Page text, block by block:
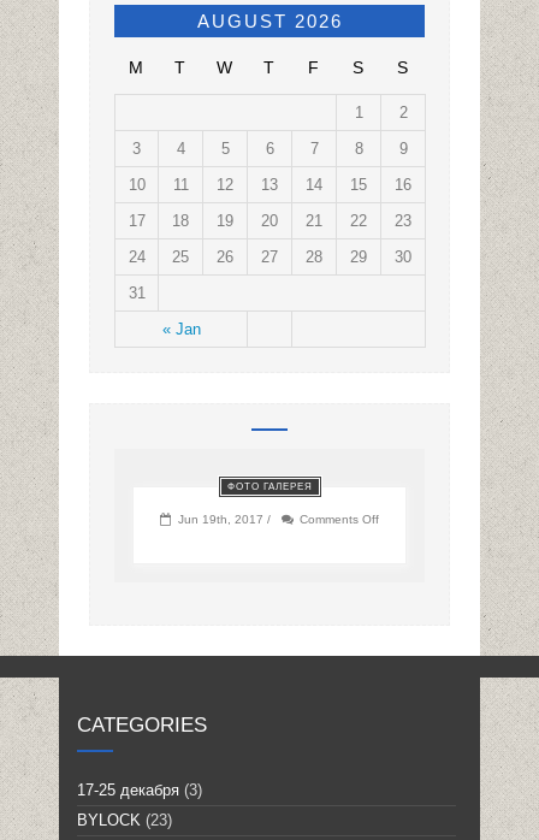
AUGUST 2026
M T W T F S S
« Jan
1
2
3
4 5 6 7 8
9
10
11 12 13 14 15
16
17
18 19 20 21 22
23
24
25 26 27 28 29
30
31
ФОТО ГАЛЕРЕЯ
Jun 19th, 2017 / Comments Off
CATEGORIES
17-25 декабря (3)
BYLOCK (23)